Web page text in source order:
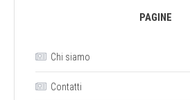
PAGINE
Chi siamo
Contatti